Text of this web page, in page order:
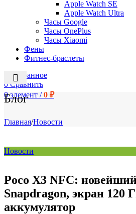
Apple Watch SE
Apple Watch Ultra
Часы Google
Часы OnePlus
Часы Xiaomi
Фены
Фитнес-браслеты
Избранное
0 Сравнить
0элемент / 0 ₽
Блог
Главная/Новости
Новости
Poco X3 NFC:
Snapdragon, экран 120
аккумулятор